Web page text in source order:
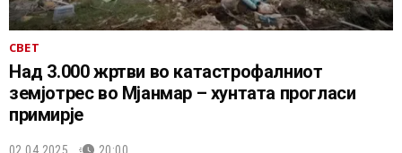
СВЕТ
Над 3.000 жртви во катастрофалниот
земјотрес во Мјанмар – хунтата прогласи
примирје